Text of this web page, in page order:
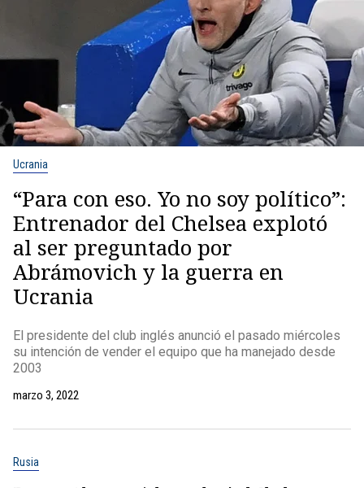
Ucrania
“Para con eso. Yo no soy político”:
Entrenador del Chelsea explotó
al ser preguntado por
Abrámovich y la guerra en
Ucrania
El presidente del club inglés anunció el pasado miércoles
su intención de vender el equipo que ha manejado desde
2003
marzo 3, 2022
Rusia